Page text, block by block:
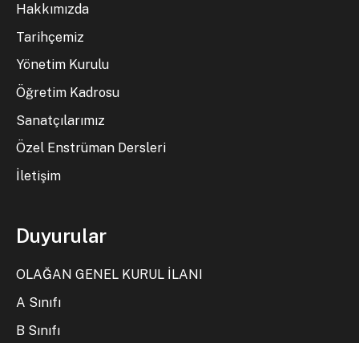
Hakkımızda
Tarihçemiz
Yönetim Kurulu
Öğretim Kadrosu
Sanatçılarımız
Özel Enstrüman Dersleri
İletişim
Duyurular
OLAĞAN GENEL KURUL İLANI
A Sınıfı
B Sınıfı